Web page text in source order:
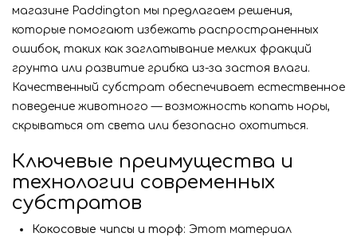
магазине Paddington мы предлагаем решения,
которые помогают избежать распространенных
ошибок, таких как заглатывание мелких фракций
грунта или развитие грибка из-за застоя влаги.
Качественный субстрат обеспечивает естественное
поведение животного — возможность копать норы,
скрываться от света или безопасно охотиться.
Ключевые преимущества и
технологии современных
субстратов
Кокосовые чипсы и торф: Этот материал